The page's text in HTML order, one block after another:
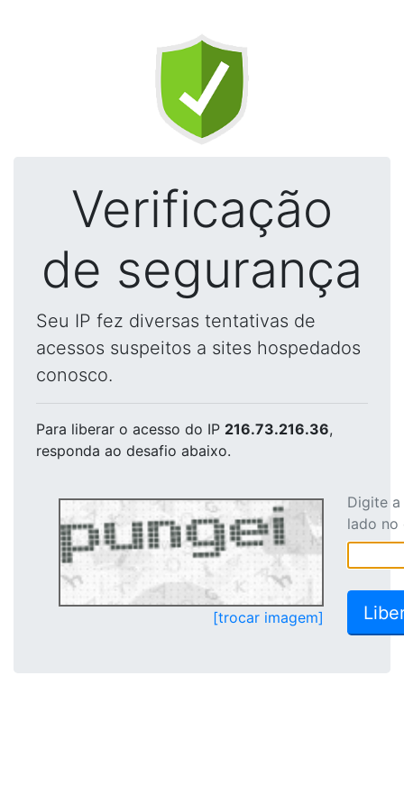
Verificação
de segurança
Seu IP fez diversas tentativas de
acessos suspeitos a sites hospedados
conosco.
Para liberar o acesso do IP 216.73.216.36,
responda ao desafio abaixo.
[trocar imagem]
Digite
lado no